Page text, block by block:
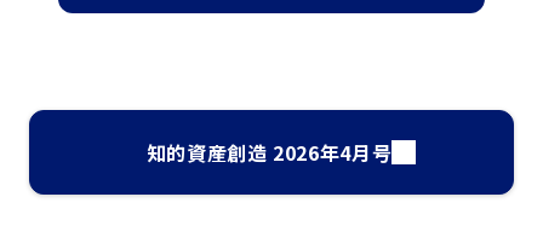
知的資産創造 2026年4月号